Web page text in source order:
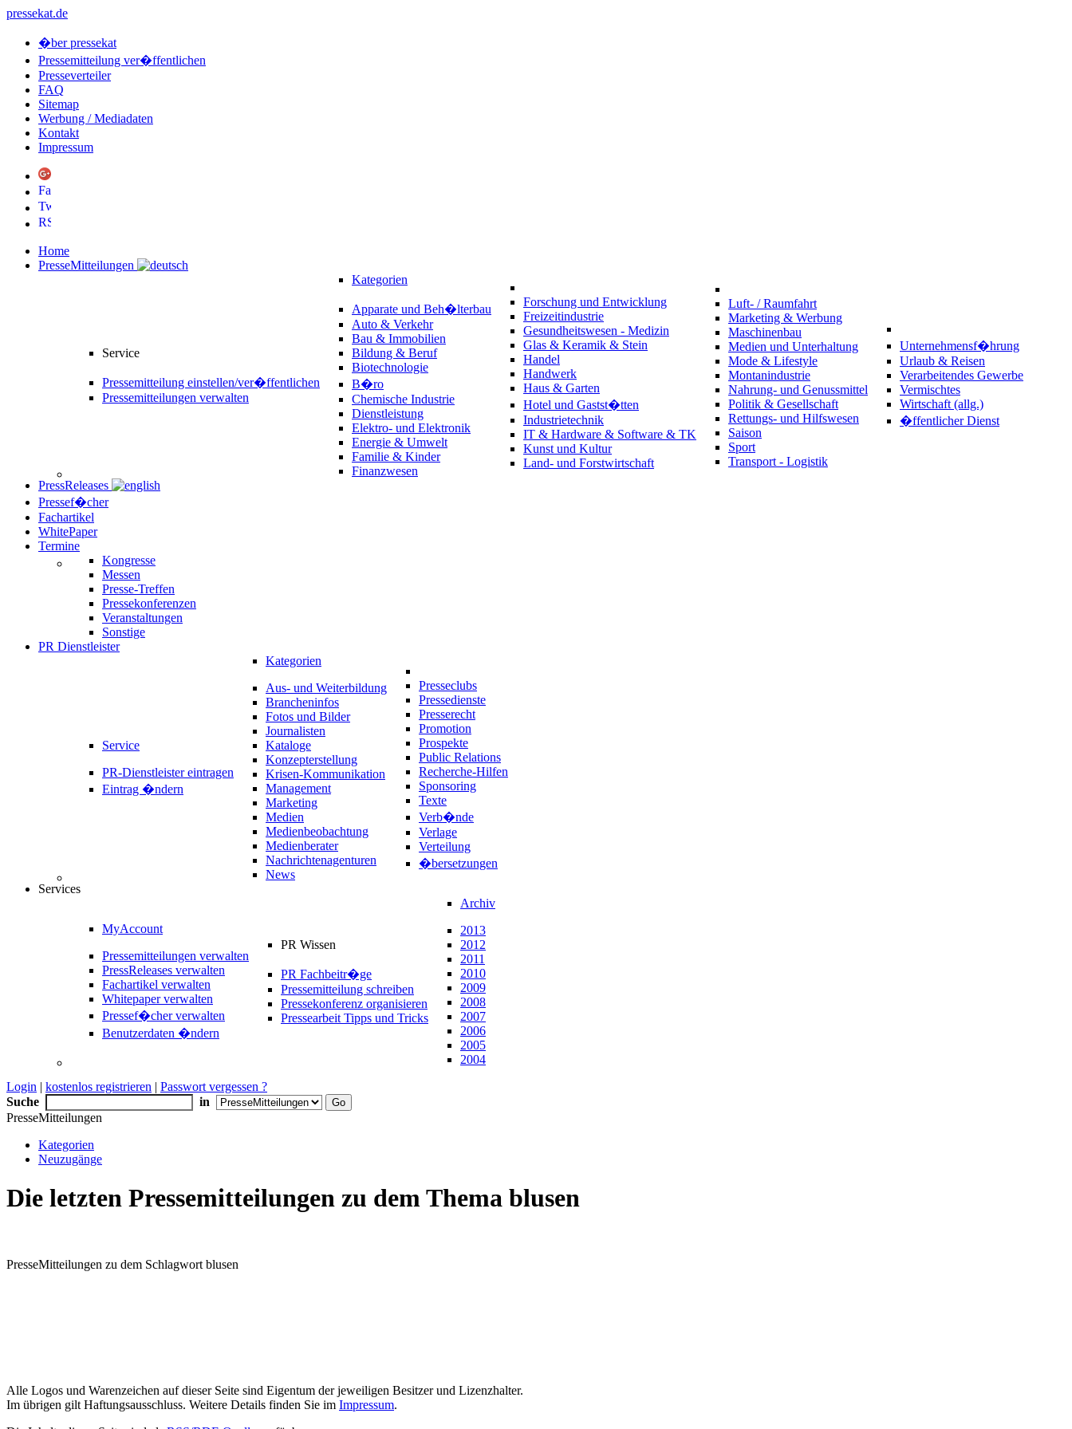
pressekat.de
�ber pressekat
Pressemitteilung ver�ffentlichen
Presseverteiler
FAQ
Sitemap
Werbung / Mediadaten
Kontakt
Impressum
Home
PresseMitteilungen
Service
Pressemitteilung einstellen/ver�ffentlichen
Pressemitteilungen verwalten
Kategorien
Apparate und Beh�lterbau
Auto & Verkehr
Bau & Immobilien
Bildung & Beruf
Biotechnologie
B�ro
Chemische Industrie
Dienstleistung
Elektro- und Elektronik
Energie & Umwelt
Familie & Kinder
Finanzwesen
Forschung und Entwicklung
Freizeitindustrie
Gesundheitswesen - Medizin
Glas & Keramik & Stein
Handel
Handwerk
Haus & Garten
Hotel und Gastst�tten
Industrietechnik
IT & Hardware & Software & TK
Kunst und Kultur
Land- und Forstwirtschaft
Luft- / Raumfahrt
Marketing & Werbung
Maschinenbau
Medien und Unterhaltung
Mode & Lifestyle
Montanindustrie
Nahrung- und Genussmittel
Politik & Gesellschaft
Rettungs- und Hilfswesen
Saison
Sport
Transport - Logistik
Unternehmensf�hrung
Urlaub & Reisen
Verarbeitendes Gewerbe
Vermischtes
Wirtschaft (allg.)
�ffentlicher Dienst
PressReleases
Pressef�cher
Fachartikel
WhitePaper
Termine
Kongresse
Messen
Presse-Treffen
Pressekonferenzen
Veranstaltungen
Sonstige
PR Dienstleister
Service
PR-Dienstleister eintragen
Eintrag �ndern
Kategorien
Aus- und Weiterbildung
Brancheninfos
Fotos und Bilder
Journalisten
Kataloge
Konzepterstellung
Krisen-Kommunikation
Management
Marketing
Medien
Medienbeobachtung
Medienberater
Nachrichtenagenturen
News
Presseclubs
Pressedienste
Presserecht
Promotion
Prospekte
Public Relations
Recherche-Hilfen
Sponsoring
Texte
Verb�nde
Verlage
Verteilung
�bersetzungen
Services
MyAccount
Pressemitteilungen verwalten
PressReleases verwalten
Fachartikel verwalten
Whitepaper verwalten
Pressef�cher verwalten
Benutzerdaten �ndern
PR Wissen
PR Fachbeitr�ge
Pressemitteilung schreiben
Pressekonferenz organisieren
Pressearbeit Tipps und Tricks
Archiv
2013
2012
2011
2010
2009
2008
2007
2006
2005
2004
Login | kostenlos registrieren | Passwort vergessen ?
Suche
in
PresseMitteilungen
Kategorien
Neuzugänge
Die letzten Pressemitteilungen zu dem Thema blusen
PresseMitteilungen zu dem Schlagwort blusen
Alle Logos und Warenzeichen auf dieser Seite sind Eigentum der jeweiligen Besitzer und Lizenzhalter.
Im übrigen gilt Haftungsausschluss. Weitere Details finden Sie im Impressum.